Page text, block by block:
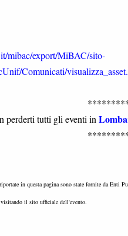
mibac/export/MiBAC/sito-
Comunicati/
perderti tutti gli eventi in
in questa pagina sono state fornite da Enti
il sito ufficiale dell'evento.